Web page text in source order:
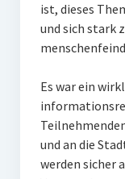
ist, dieses
und sich stark
Es war ein
und an die
werden sicher